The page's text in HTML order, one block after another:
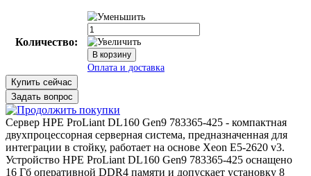
Количество:
Купить сейчас
Задать вопрос
Сервер HPE ProLiant DL160 Gen9 783365-425 - компактная
двухпроцессорная серверная система, предназначенная для
интеграции в стойку, работает на основе Xeon E5-2620 v3.
Устройство HPE ProLiant DL160 Gen9 783365-425 оснащено
16 Гб оперативной DDR4 памяти и допускает установку 8